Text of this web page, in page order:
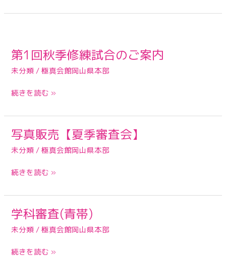
第1回秋季修練試合のご案内
未分類 /極真会館岡山県本部
回
秋
修
試
の
ご
内
続きを読む »
写真販売【夏季審査会】
未分類 /極真会館岡山県本部
写
真
販
売
季
査
会】
続きを読む »
学科審査(青帯)
未分類 /極真会館岡山県本部
学
科
審
査
続きを読む »